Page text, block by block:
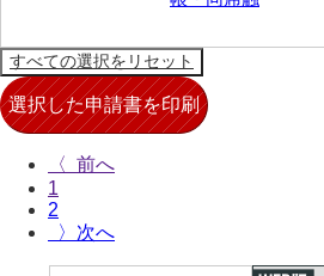
県庁伝来旧藩記録
山口小郡宰判記録
〈
1
2
〉